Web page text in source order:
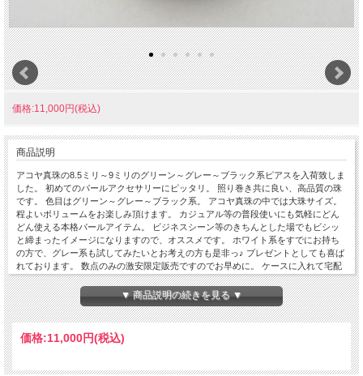
価格:11,000円(税込)
商品説明
アコヤ真珠の8.5ミリ～9ミリのグリーン～グレー～ブラック系ピアスを入荷致しま
した。 初めてのパールアクセサリーにピッタリ。 照り巻き共に良い、高品質の珠
です。 色目はグリーン～グレー～ブラック系。 アコヤ真珠の中では大珠サイズ。
程よいボリュームをお楽しみ頂けます。 カジュアル等の普段使いにも気軽にどん
どん使える本格パールアイテム。 ビジネスシーン等のきちんとした場でもビシッ
と締まったイメージになりますので、オススメです。 ホワイト系をすでにお持ち
の方で、グレー系も試してみたいとお考えの方も是非っ♪ プレゼントとしても喜ば
れております。 数点のみの激安限定販売ですのでお早めに。 ケースに入れて宅配
便(送料無料)でのお届けとなります。
【真珠の種類】アコヤ真珠
【真珠の色】グリーン～グレー～ブラック系
【真珠の形】ラウンド
【真珠の大きさ】8.5mm-9mm
【真珠のグレード】
■巻き： 厚い★☆☆☆☆薄い(厚い)
▼ 商品説明の続きを見る ▼
価格:11,000円(税込)